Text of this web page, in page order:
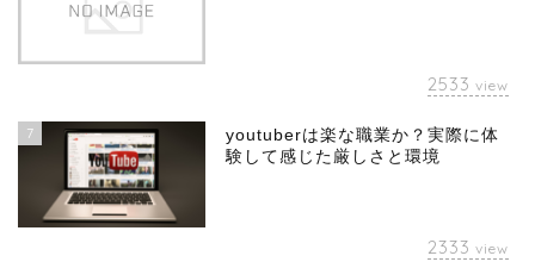
2533 view
7
youtuberは楽な職業か？実際に体
験して感じた厳しさと環境
2333 view